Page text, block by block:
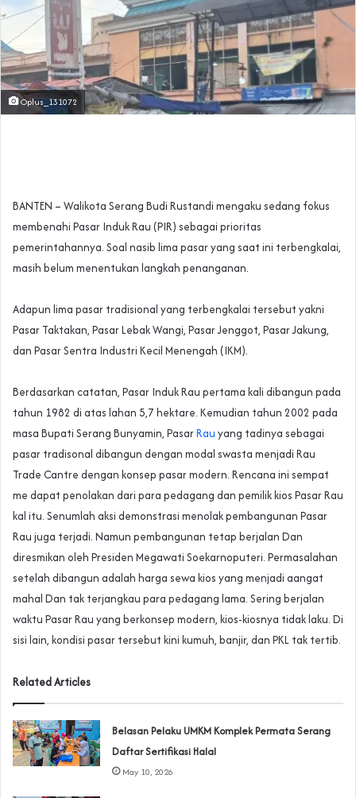
Oplus_131072
‎BANTEN – Walikota Serang Budi Rustandi mengaku sedang fokus
membenahi Pasar Induk Rau (PIR) sebagai prioritas
pemerintahannya. Soal nasib lima pasar yang saat ini terbengkalai,
masih belum menentukan langkah penanganan.
‎Adapun lima pasar tradisional yang terbengkalai tersebut yakni
Pasar Taktakan, Pasar Lebak Wangi, Pasar Jenggot, Pasar Jakung,
dan Pasar Sentra Industri Kecil Menengah (IKM).
‎Berdasarkan catatan, Pasar Induk Rau pertama kali dibangun pada
tahun 1982 di atas lahan 5,7 hektare. Kemudian tahun 2002 pada
masa Bupati Serang Bunyamin, PasarRau yang tadinya sebagai
pasar tradisonal dibangun dengan modal swasta menjadi Rau
Trade Cantre dengan konsep pasar modern. Rencana ini sempat
me dapat penolakan dari para pedagang dan pemilik kios Pasar Rau
kal itu. Senumlah aksi demonstrasi menolak pembangunan Pasar
Rau juga terjadi. Namun pembangunan tetap berjalan Dan
diresmikan oleh Presiden Megawati Soekarnoputeri. Permasalahan
setelah dibangun adalah harga sewa kios yang menjadi aangat
mahal Dan tak terjangkau para pedagang lama. Sering berjalan
waktu Pasar Rau yang berkonsep modern, kios-kiosnya tidak laku. Di
sisi lain, kondisi pasar tersebut kini kumuh, banjir, dan PKL tak tertib.
Related Articles
Belasan Pelaku UMKM Komplek Permata Serang
Daftar Sertifikasi Halal
May 10, 2026